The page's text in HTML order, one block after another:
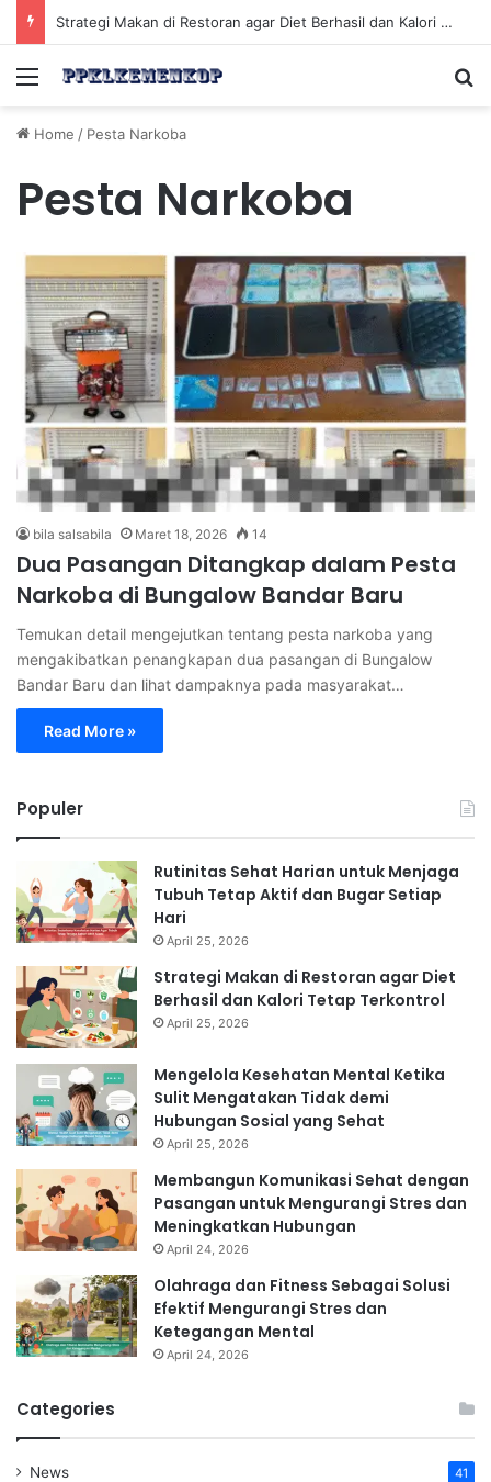
Strategi Makan di Restoran agar Diet Berhasil dan Kalori Tetap Terkontrol
Menu
Home / Pesta Narkoba
Pesta Narkoba
bila salsabila Maret 18, 2026 14
Dua Pasangan Ditangkap dalam Pesta
Narkoba di Bungalow Bandar Baru
Temukan detail mengejutkan tentang pesta narkoba yang
mengakibatkan penangkapan dua pasangan di Bungalow
Bandar Baru dan lihat dampaknya pada masyarakat…
Read More »
Populer
Rutinitas Sehat Harian untuk Menjaga
Tubuh Tetap Aktif dan Bugar Setiap
Hari
April 25, 2026
Strategi Makan di Restoran agar Diet
Berhasil dan Kalori Tetap Terkontrol
April 25, 2026
Mengelola Kesehatan Mental Ketika
Sulit Mengatakan Tidak demi
Hubungan Sosial yang Sehat
April 25, 2026
Membangun Komunikasi Sehat dengan
Pasangan untuk Mengurangi Stres dan
Meningkatkan Hubungan
April 24, 2026
Olahraga dan Fitness Sebagai Solusi
Efektif Mengurangi Stres dan
Ketegangan Mental
April 24, 2026
Categories
News 41